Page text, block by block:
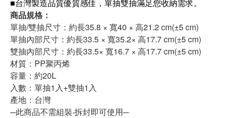
■台灣製造品質優質感佳，單抽雙抽滿足您收納需求。
商品規格：
單抽/雙抽尺寸：約長35.8 × 寬40 × 高21.2 cm(±5 cm)
單抽內部尺寸：約長33.5 × 寬35.2× 高17.7 cm(±5 cm)
雙抽內部尺寸：約長33.5× 寬16.7 × 高17.7 cm(±5 cm)
材質：PP聚丙烯
容量：約20L
入數：單抽1入+雙抽1入
產地：台灣
─此商品不需組裝‧拆封即可使用─